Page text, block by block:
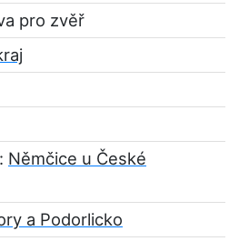
pro zvěř
Němčice u České
a Podorlicko